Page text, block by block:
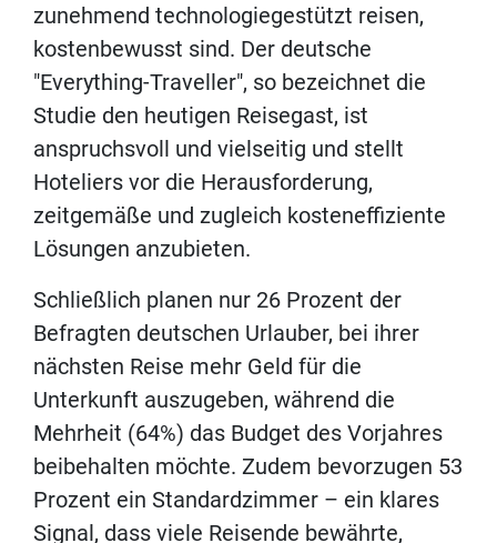
zunehmend technologiegestützt reisen,
kostenbewusst sind. Der deutsche
"Everything-Traveller", so bezeichnet die
Studie den heutigen Reisegast, ist
anspruchsvoll und vielseitig und stellt
Hoteliers vor die Herausforderung,
zeitgemäße und zugleich kosteneffiziente
Lösungen anzubieten.
Schließlich planen nur 26 Prozent der
Befragten deutschen Urlauber, bei ihrer
nächsten Reise mehr Geld für die
Unterkunft auszugeben, während die
Mehrheit (64%) das Budget des Vorjahres
beibehalten möchte. Zudem bevorzugen 53
Prozent ein Standardzimmer – ein klares
Signal, dass viele Reisende bewährte,